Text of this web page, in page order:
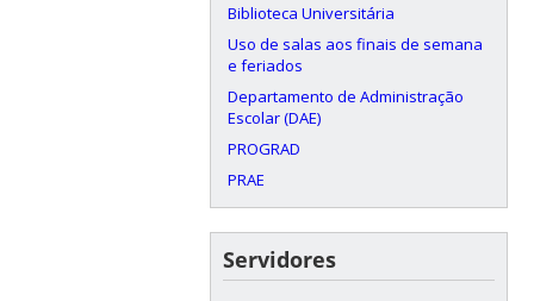
Biblioteca Universitária
Uso de salas aos finais de semana
e feriados
Departamento de Administração
Escolar (DAE)
PROGRAD
PRAE
Servidores